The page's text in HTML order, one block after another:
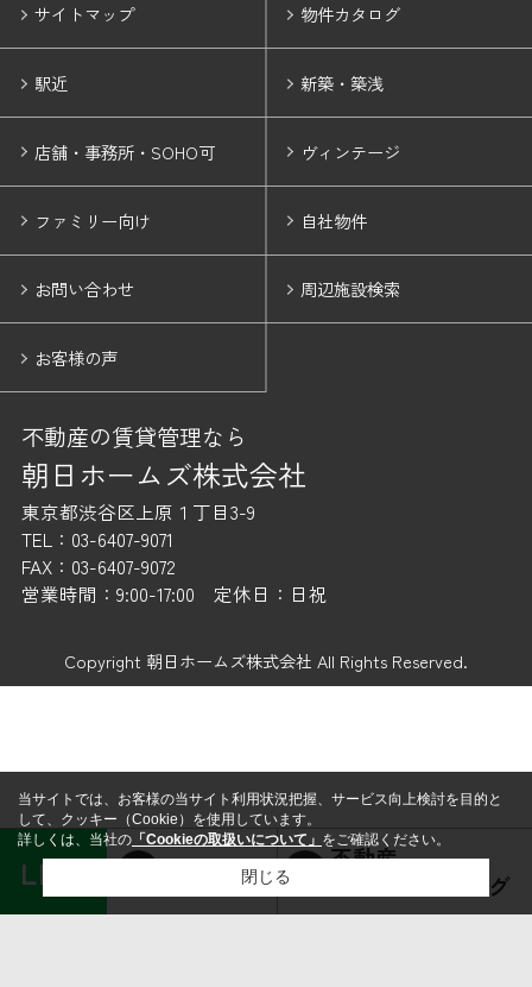
サイトマップ 物件カタログ
駅近 新築・築浅
店舗・事務所・SOHO可 ヴィンテージ
ファミリー向け 自社物件
お問い合わせ 周辺施設検索
お客様の声
不動産の賃貸管理なら
朝日ホームズ株式会社
東京都渋谷区上原１丁目3-9
TEL：03-6407-9071
FAX：03-6407-9072
営業時間：9:00-17:00 定休日：日祝
Copyright 朝日ホームズ株式会社 All Rights Reserved.
LINE 賃貸経営
不動産
コンサルティング
当サイトでは、お客様の当サイト利用状況把握、サービス向上検討を目的と
して、クッキー（Cookie）を使用しています。
詳しくは、当社の 「Cookieの取扱いについて」 をご確認ください。
閉じる